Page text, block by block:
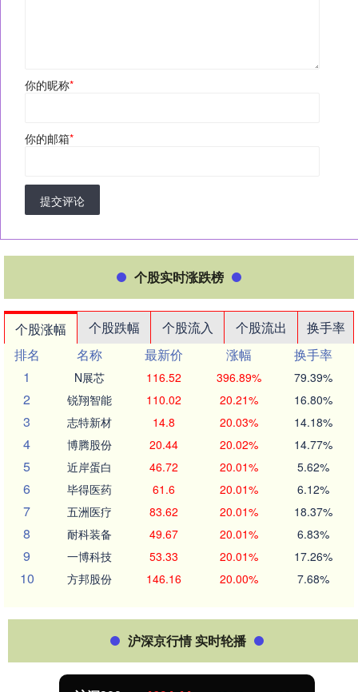
你的昵称*
你的邮箱*
提交评论
个股实时涨跌榜
个股涨幅 个股跌幅 个股流入 个股流出
换手率
排名
名称 最新价 涨幅
换手率
1
N展芯 116.52 396.89% 79.39%
2 锐翔智能 110.02 20.21% 16.80%
3 志特新材 14.8 20.03% 14.18%
4 博腾股份 20.44 20.02% 14.77%
5 近岸蛋白 46.72 20.01% 5.62%
6 毕得医药 61.6 20.01% 6.12%
7 五洲医疗 83.62 20.01% 18.37%
8 耐科装备 49.67 20.01% 6.83%
9 一博科技 53.33 20.01% 17.26%
10 方邦股份 146.16 20.00% 7.68%
沪深京行情 实时轮播